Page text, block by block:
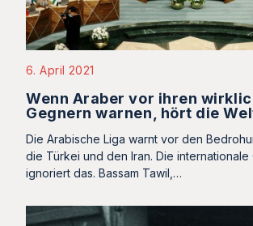
6. April 2021
Wenn Araber vor ihren
Gegnern warnen, hört die
Die Arabische Liga warnt vor den
die Türkei und den Iran. Die internationale
ignoriert das. Bassam Tawil,…